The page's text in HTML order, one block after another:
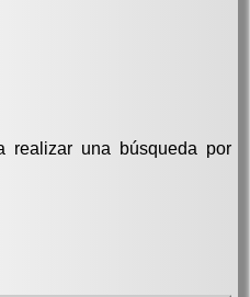
realizar una búsqueda por